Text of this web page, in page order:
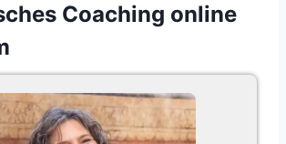
Coaching online